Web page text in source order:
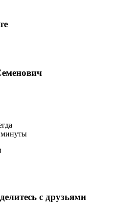
минуты
с друзьями